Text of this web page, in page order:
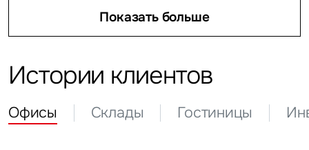
Показать больше
Показать больше
Истории клиентов
Офисы Склады Гостиницы